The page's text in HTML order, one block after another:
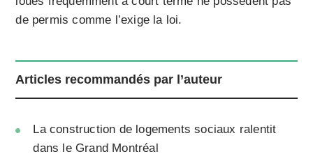
de permis comme l’exige la loi.
Articles recommandés par l’auteur
La construction de logements sociaux ralentit
dans le Grand Montréal